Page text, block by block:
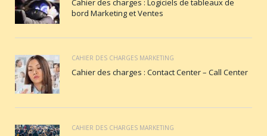
Cahier des charges : Logiciels de tableaux de
bord Marketing et Ventes
CAHIER DES CHARGES MARKETING
Cahier des charges : Contact Center – Call Center
CAHIER DES CHARGES MARKETING